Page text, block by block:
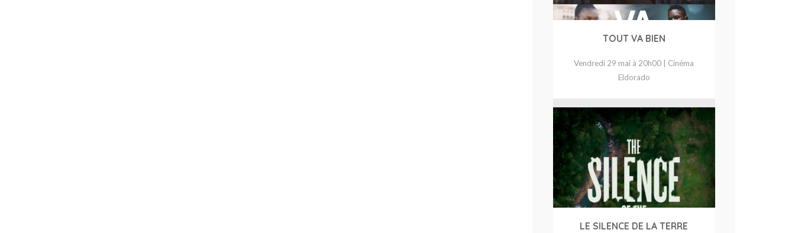
TOUT VA BIEN
Vendredi 29 mai à 20h00 | Cinéma
Eldorado
LE SILENCE DE LA TERRE